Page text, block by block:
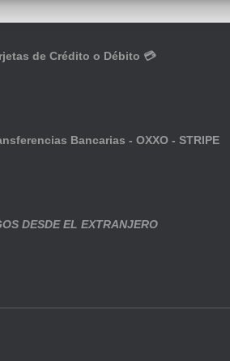
de Crédito o Débito 💳
Bancarias - OXXO - STRIPE
DESDE EL EXTRANJERO